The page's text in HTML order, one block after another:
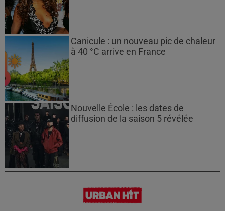
Canicule : un nouveau pic de chaleur
à 40 °C arrive en France
Nouvelle École : les dates de
diffusion de la saison 5 révélée